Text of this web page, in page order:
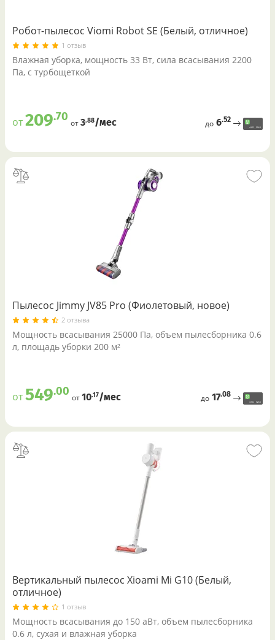
Робот-пылесос Viomi Robot SE (Белый, отличное)
1 отзыв
Влажная уборка, мощность 33 Вт, сила всасывания 2200
Па, с турбощеткой
от209.70 от3.88/меc до 6.52
Пылесос Jimmy JV85 Pro (Фиолетовый, новое)
2 отзыва
Мощность всасывания 25000 Па, объем пылесборника 0.6
л, площадь уборки 200 м²
от549.00 от10.17/меc до 17.08
Вертикальный пылесос Xioami Mi G10 (Белый,
отличное)
1 отзыв
Мощность всасывания до 150 аВт, объем пылесборника
0.6 л, сухая и влажная уборка